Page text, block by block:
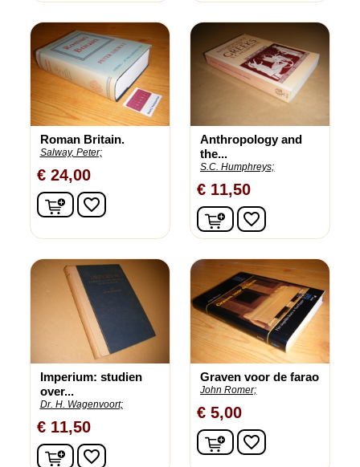
Roman Britain.
Salway, Peter;
€ 24,00
In winkelwagen
favorite_border
Anthropology and
the...
S.C. Humphreys;
€ 11,50
In winkelwagen
favorite_border
Imperium: studien
over...
Dr. H. Wagenvoort;
€ 11,50
In winkelwagen
favorite_border
Graven voor de farao
John Romer;
€ 5,00
In winkelwagen
favorite_border